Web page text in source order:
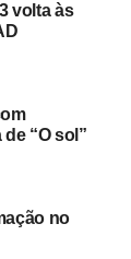
volta às
“O sol”
no